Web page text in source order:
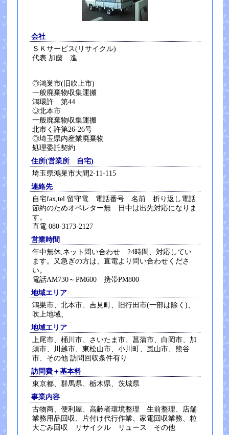
会社
ＳＫサービス(リサイクル)
代表 加藤 進
◎鴻巣市(旧吹上市)
一般廃棄物収集運搬
鴻環許 第44
◎北本市
一般廃棄物収集運搬
北市く許第26-26号
◎埼玉県内産業廃棄物
処理委託契約
住所(営業所 自宅)
埼玉県鴻巣市大間2-11-115
連絡先
自宅fax,tel 留守電 電話番号 名前 折り返し電話
節約のためオペレター無 日中は出先対応になりま
す。
直電 080-3173-2127
営業時間
年中無休,ネット問い合わせ 24時間、対応してい
ます。又急ぎの方は、直電より問い合わせくださ
い。
電話AM730～PM600 携帯PM800
地域エリア
鴻巣市、北本市、吉見町、旧行田市(一部は除く)、
吹上地域、
地域エリア
上尾市、桶川市、さいたま市、菖蒲市、白岡市、加
須市、川越市、東松山市、小川町、嵐山市、熊谷
市、その他 訪問回収条件有り
訪問費＋基本料
東京都、群馬県、栃木県、茨城県
事業内容
古物商、便利屋、高齢者環境整理 生前整理、店舗
業務用品回収、片付け代行作業、家電回収業務、粒
大ごみ回収 リサイクル リュース その他